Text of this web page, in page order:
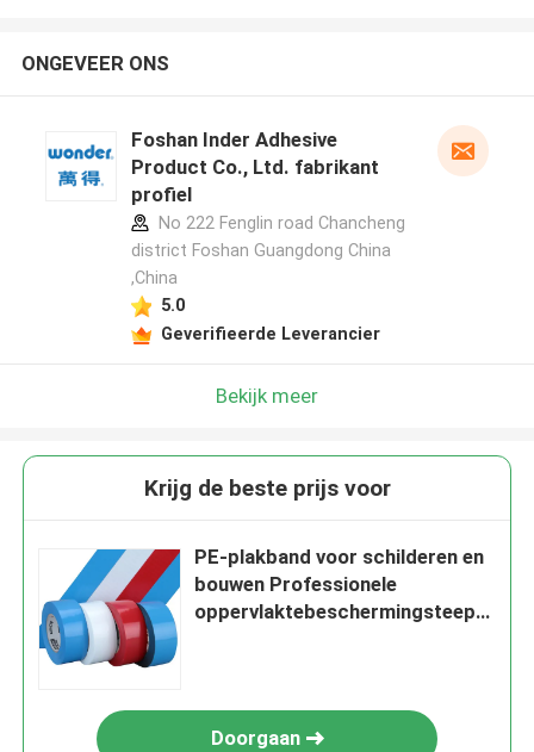
ONGEVEER ONS
Foshan Inder Adhesive
Product Co., Ltd. fabrikant
profiel
No 222 Fenglin road Chancheng
district Foshan Guangdong China
,China
5.0
Geverifieerde Leverancier
Bekijk meer
Krijg de beste prijs voor
PE-plakband voor schilderen en
bouwen Professionele
oppervlaktebeschermingsteep
Doorgaan